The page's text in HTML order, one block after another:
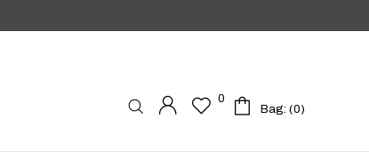
0
Bag: (0)